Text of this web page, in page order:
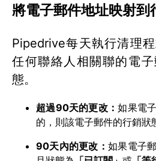
將電子郵件地址映射到
Pipedrive每天執行清理
任何聯絡人相關聯的電
態。
超過90天的更改：如果電
的，則該電子郵件的行銷狀
90天內的更改： 如果電子